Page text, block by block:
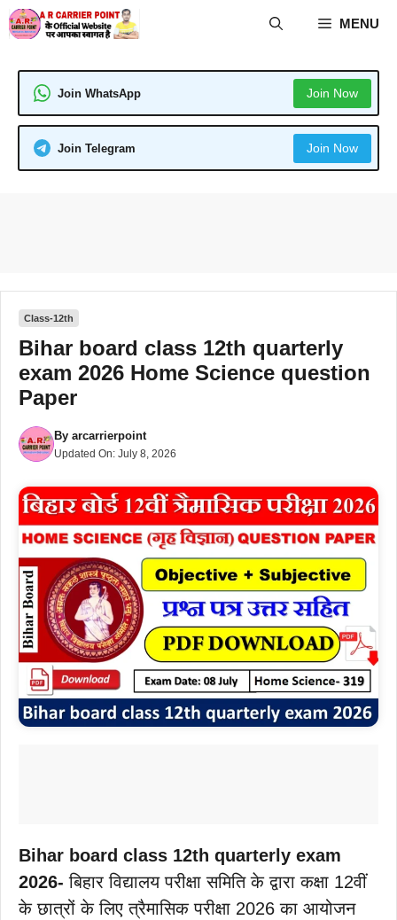
Skip
to
MENU
Join WhatsApp Join Now
Join Telegram Join Now
Class-12th
Bihar board class 12th quarterly
exam 2026 Home Science question
Paper
By arcarrierpoint
Updated On: July 8, 2026
Bihar board class 12th quarterly exam
2026- बिहार विद्यालय परीक्षा समिति के द्वारा कक्षा 12वीं
के छात्रों के लिए त्रैमासिक परीक्षा 2026 का आयोजन